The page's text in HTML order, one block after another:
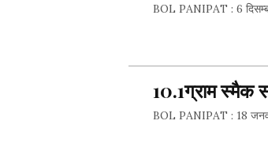
BOL PANIPAT : 6
10.1ग्राम स्मैक
BOL PANIPAT : 18